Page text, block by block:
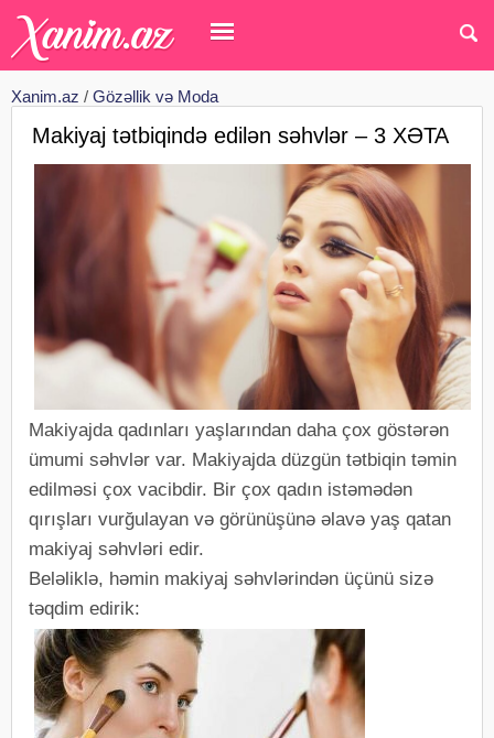
Xanim.az / Gözəllik və Moda
Makiyaj tətbiqində edilən səhvlər – 3 XƏTA
Makiyajda qadınları yaşlarından daha çox göstərən
ümumi səhvlər var. Makiyajda düzgün tətbiqin təmin
edilməsi çox vacibdir. Bir çox qadın istəmədən
qırışları vurğulayan və görünüşünə əlavə yaş qatan
makiyaj səhvləri edir.
Beləliklə, həmin makiyaj səhvlərindən üçünü sizə
təqdim edirik: